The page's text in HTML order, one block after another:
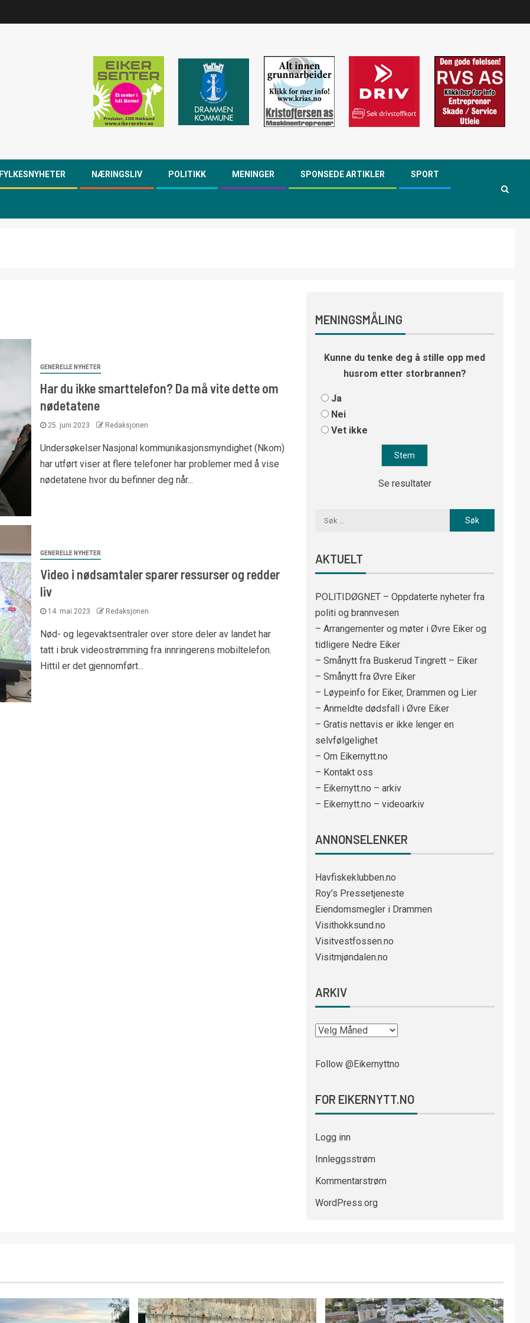
FYLKESNYHETER NÆRINGSLIV POLITIKK MENINGER SPONSEDE ARTIKLER SPORT
GENERELLE NYHETER
Har du ikke smarttelefon? Da må vite dette om
nødetatene
25. juni 2023 Redaksjonen
Undersøkelser Nasjonal kommunikasjonsmyndighet (Nkom)
har utført viser at flere telefoner har problemer med å vise
nødetatene hvor du befinner deg når...
GENERELLE NYHETER
Video i nødsamtaler sparer ressurser og redder
liv
14. mai 2023 Redaksjonen
Nød- og legevaktsentraler over store deler av landet har
tatt i bruk videostrømming fra innringerens mobiltelefon.
Hittil er det gjennomført...
MENINGSMÅLING
Kunne du tenke deg å stille opp med
husrom etter storbrannen?
Ja
Nei
Vet ikke
Se resultater
AKTUELT
POLITIDØGNET – Oppdaterte nyheter fra
politi og brannvesen
– Arrangementer og møter i Øvre Eiker og
tidligere Nedre Eiker
– Smånytt fra Buskerud Tingrett – Eiker
– Smånytt fra Øvre Eiker
– Løypeinfo for Eiker, Drammen og Lier
– Anmeldte dødsfall i Øvre Eiker
– Gratis nettavis er ikke lenger en
selvfølgelighet
– Om Eikernytt.no
– Kontakt oss
– Eikernytt.no – arkiv
– Eikernytt.no – videoarkiv
ANNONSELENKER
Havfiskeklubben.no
Roy’s Pressetjeneste
Eiendomsmegler i Drammen
Visithokksund.no
Visitvestfossen.no
Visitmjøndalen.no
ARKIV
Follow @Eikernyttno
FOR EIKERNYTT.NO
Logg inn
Innleggsstrøm
Kommentarstrøm
WordPress.org